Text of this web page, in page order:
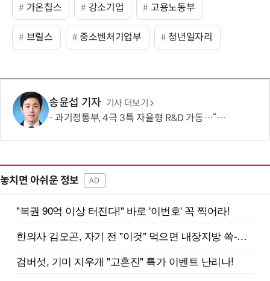
가온칩스 강소기업 고용노동부
브릴스 중소벤처기업부 청년일자리
송윤섭 기자 기사 더보기
과기정통부, 4극 3특 자율형 R&D 가동…“지역이 직접 미래 성장동력 찾는다”
놓치면 아쉬운 정보 AD